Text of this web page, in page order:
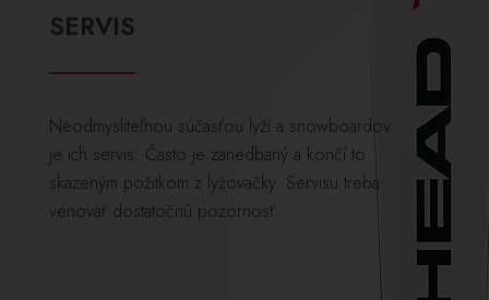
SERVIS
Neodmysliteľnou súčasťou lyží a snowboardov
je ich servis. Často je zanedbaný a končí to
skazeným požitkom z lyžovačky. Servisu treba
venovať dostatočnú pozornosť.